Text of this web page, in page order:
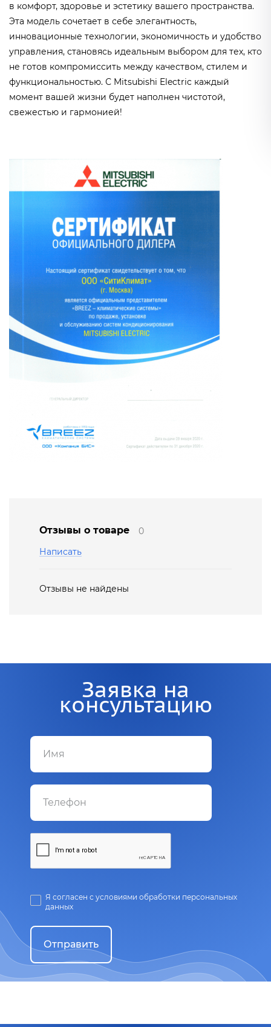
в комфорт, здоровье и эстетику вашего пространства.
Эта модель сочетает в себе элегантность,
инновационные технологии, экономичность и удобство
управления, становясь идеальным выбором для тех, кто
не готов компромиссить между качеством, стилем и
функциональностью. С Mitsubishi Electric каждый
момент вашей жизни будет наполнен чистотой,
свежестью и гармонией!
Отзывы о товаре
0
Написать
Отзывы не найдены
Заявка на
консультацию
Я согласен с условиями обработки персональных
данных
Отправить